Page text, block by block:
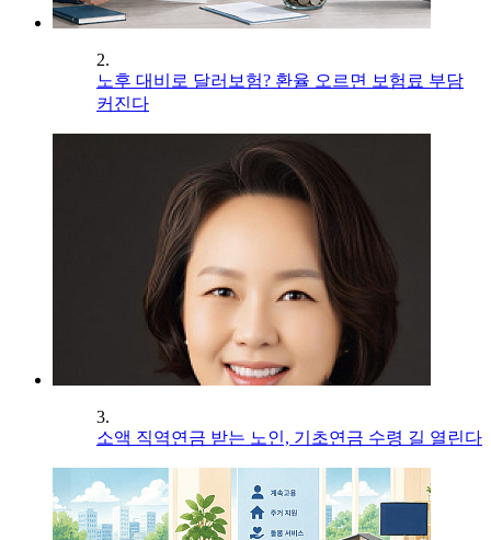
2.
노후 대비로 달러보험? 환율 오르면 보험료 부담
커진다
3.
소액 직역연금 받는 노인, 기초연금 수령 길 열린다